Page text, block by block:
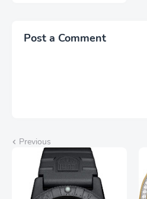
Post a Comment
Previous